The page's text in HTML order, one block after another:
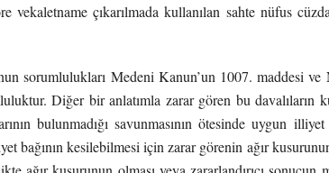
vekaletname çıkarılmada kullanılan sahte nüfus
sorumlulukları Medeni Kanun’un 1007. maddesi ve
Diğer bir anlatımla zarar gören bu davalıların
bulunmadığı savunmasının ötesinde uygun illiyet
bağının kesilebilmesi için zarar görenin ağır